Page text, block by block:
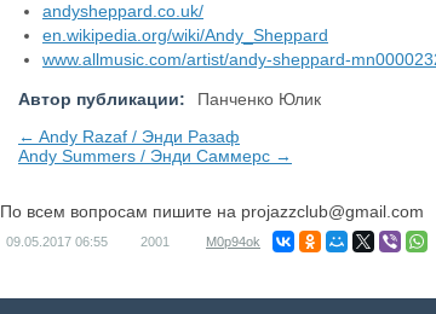
andysheppard.co.uk/
en.wikipedia.org/wiki/Andy_Sheppard
www.allmusic.com/artist/andy-sheppard-
Автор публикации:
Панченко Юлик
← Andy Razaf / Энди Разаф
Andy Summers / Энди Саммерс →
По всем вопросам пишите на projazzclub@gmail.com
09.05.2017 06:55 2001 M0p94ok